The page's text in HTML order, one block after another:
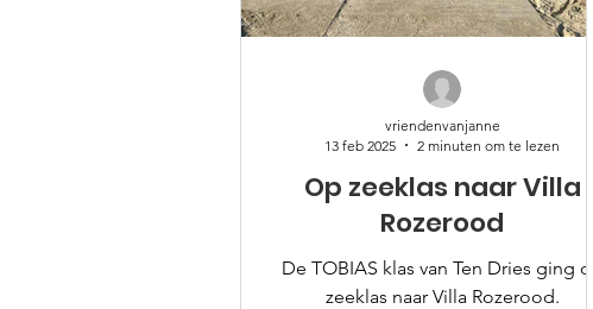
Op zeeklas naar Villa
Rozerood
De TOBIAS klas van Ten Dries ging op
zeeklas naar Villa Rozerood.
vriendenvanjanne
13 feb 2025
2 minuten om te lezen